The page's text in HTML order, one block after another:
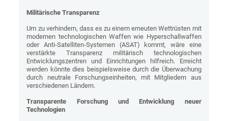
Militärische Transparenz
Um zu verhindern, dass es zu einem erneuten Wettrüsten mit
modernen technologischen Waffen wie Hyperschallwaffen
oder Anti-Satelliten-Systemen (ASAT) kommt, wäre eine
verstärkte Transparenz militärisch technologischen
Entwicklungszentren und Einrichtungen hilfreich. Erreicht
werden könnte dies beispielsweise durch die Überwachung
durch neutrale Forschungseinheiten, mit Mitgliedern aus
verschiedenen Ländern.
Transparente Forschung und Entwicklung neuer
Technologien